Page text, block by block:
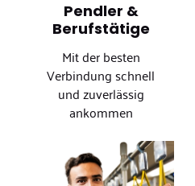
Pendler &
Berufstätige
Mit der besten
Verbindung schnell
und zuverlässig
ankommen